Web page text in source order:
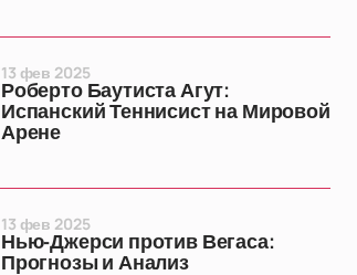
Роберто Баутиста Агут:
Испанский Теннисист на Мировой
Арене
13 фев 2025
Нью-Джерси против Вегаса:
Прогнозы и Анализ
13 фев 2025